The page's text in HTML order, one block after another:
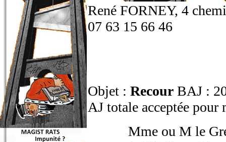
René FORNEY, 4
07 63 15 66 46
Objet : Recour BAJ :
AJ totale acceptée pour
Mme ou M le